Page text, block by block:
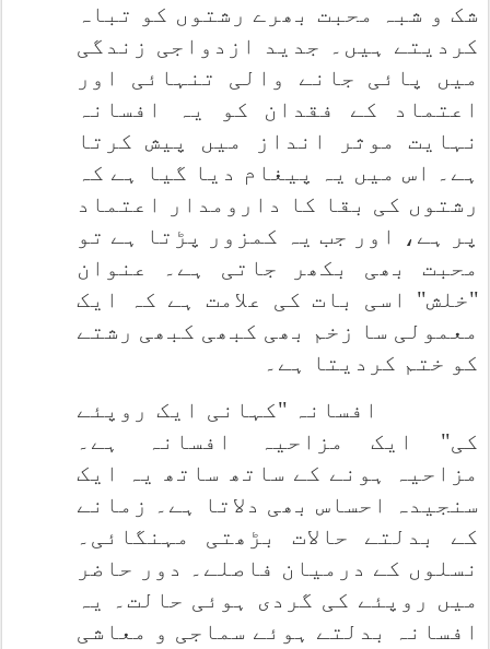
شک و شبہ محبت بھرے رشتوں کو تباہ
کردیتے ہیں۔ جدید ازدواجی زندگی
میں پائی جانے والی تنہائی اور
اعتماد کے فقدان کو یہ افسانہ
نہایت موثر انداز میں پیش کرتا
ہے۔ اس میں یہ پیغام دیا گیا ہے کہ
رشتوں کی بقا کا دارومدار اعتماد
پر ہے، اور جب یہ کمزور پڑتا ہے تو
محبت بھی بکھر جاتی ہے۔ عنوان
"خلش" اسی بات کی علامت ہے کہ ایک
معمولی سا زخم بھی کبھی کبھی رشتے
کو ختم کردیتا ہے۔
افسانہ "کہانی ایک روپئے
کی" ایک مزاحیہ افسانہ ہے۔
مزاحیہ ہونے کے ساتھ ساتھ یہ ایک
سنجیدہ احساس بھی دلاتا ہے۔ زمانے
کے بدلتے حالات بڑھتی مہنگائی۔
نسلوں کے درمیان فاصلے۔ دور حاضر
میں روپئے کی گردی ہوئی حالت۔ یہ
افسانہ بدلتے ہوئے سماجی و معاشی